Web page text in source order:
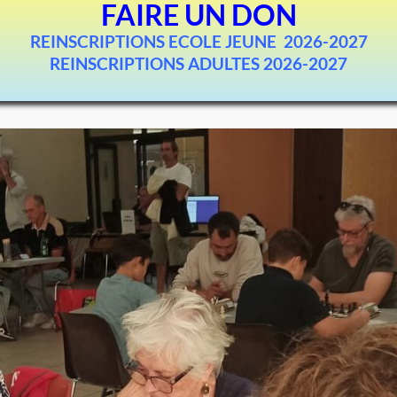
FAIRE UN DON
REINSCRIPTIONS ECOLE JEUNE 2026-2027
REINSCRIPTIONS ADULTES 2026-2027